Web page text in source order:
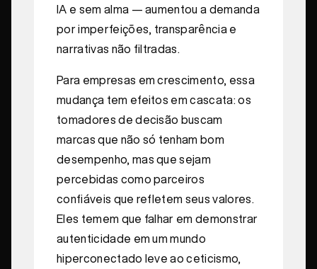
IA e sem alma — aumentou a demanda
por imperfeições, transparência e
narrativas não filtradas.
Para empresas em crescimento, essa
mudança tem efeitos em cascata: os
tomadores de decisão buscam
marcas que não só tenham bom
desempenho, mas que sejam
percebidas como parceiros
confiáveis que refletem seus valores.
Eles temem que falhar em demonstrar
autenticidade em um mundo
hiperconectado leve ao ceticismo,